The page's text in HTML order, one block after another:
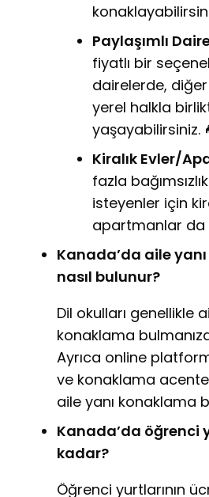
Paylaşımlı
fiyatlı bir
dairelerde,
yerel halkla
Kiralık Evler/
fazla
isteyenler için
apartmanlar da
Kanada’da aile
nasıl bulunur?
Dil okulları genellikle
konaklama
Ayrıca online
ve konaklama
aile yanı konaklama
Kanada’da öğrenci
kadar?
Öğrenci yurtlarının